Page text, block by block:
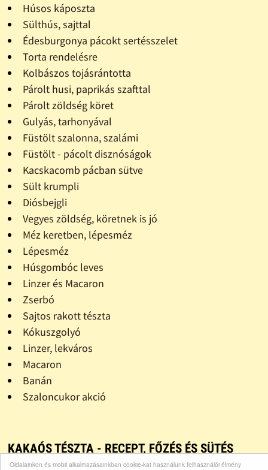
Oldalainkon és mobil alkalmazásainkban cookie-kat használunk felhasználói élmény
Húsos káposzta
Sülthús, sajttal
Édesburgonya pácokt sertésszelet
Torta rendelésre
Kolbászos tojásrántotta
Párolt husi, paprikás szafttal
Párolt zöldség köret
Gulyás, tarhonyával
Füstölt szalonna, szalámi
Füstölt - pácolt disznóságok
Kacskacomb pácban sütve
Sült krumpli
Diósbejgli
Vegyes zöldség, köretnek is jó
Méz keretben, lépesméz
Lépesméz
Húsgombóc leves
Linzer és Macaron
Zserbó
Sajtos rakott tészta
Kókuszgolyó
Linzer, lekváros
Macaron
Banán
Szaloncukor akció
KAKAÓS TÉSZTA - RECEPT, FŐZÉS ÉS SÜTÉS